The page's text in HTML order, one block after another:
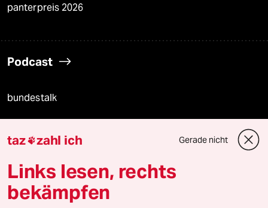
panterpreis 2026
Podcast
bundestalk
Mauerecho
taz zahl ich Gerade nicht
Links lesen, rechts
bekämpfen